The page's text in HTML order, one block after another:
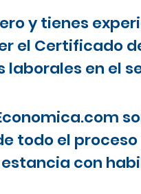
y tienes
el Certificado
laborales en el
todo el
con